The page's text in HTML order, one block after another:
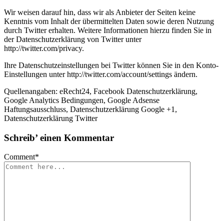
Wir weisen darauf hin, dass wir als Anbieter der Seiten keine
Kenntnis vom Inhalt der übermittelten Daten sowie deren Nutzung
durch Twitter erhalten. Weitere Informationen hierzu finden Sie in
der Datenschutzerklärung von Twitter unter
http://twitter.com/privacy.
Ihre Datenschutzeinstellungen bei Twitter können Sie in den Konto-
Einstellungen unter http://twitter.com/account/settings ändern.
Quellenangaben: eRecht24, Facebook Datenschutzerklärung,
Google Analytics Bedingungen, Google Adsense
Haftungsausschluss, Datenschutzerklärung Google +1,
Datenschutzerklärung Twitter
Schreib’ einen Kommentar
Comment*